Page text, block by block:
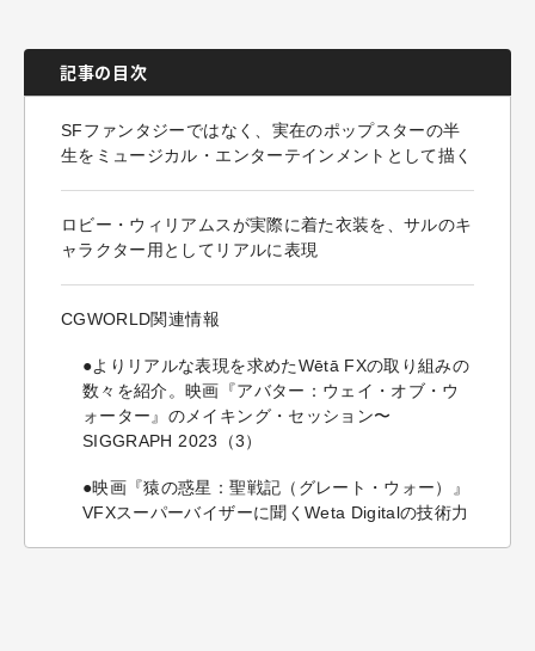
記事の目次
SFファンタジーではなく、実在のポップスターの半
生をミュージカル・エンターテインメントとして描く
ロビー・ウィリアムスが実際に着た衣装を、サルのキ
ャラクター用としてリアルに表現
CGWORLD関連情報
●よりリアルな表現を求めたWētā FXの取り組みの
数々を紹介。映画『アバター：ウェイ・オブ・ウ
ォーター』のメイキング・セッション〜
SIGGRAPH 2023（3）
●映画『猿の惑星：聖戦記（グレート・ウォー）』
VFXスーパーバイザーに聞くWeta Digitalの技術力